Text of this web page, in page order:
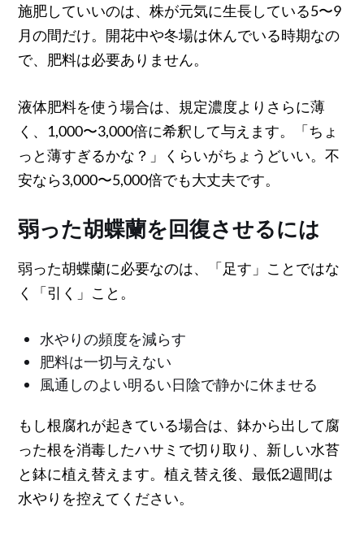
施肥していいのは、株が元気に生長している5〜9
月の間だけ。開花中や冬場は休んでいる時期なの
で、肥料は必要ありません。
液体肥料を使う場合は、規定濃度よりさらに薄
く、1,000〜3,000倍に希釈して与えます。「ちょ
っと薄すぎるかな？」くらいがちょうどいい。不
安なら3,000〜5,000倍でも大丈夫です。
弱った胡蝶蘭を回復させるには
弱った胡蝶蘭に必要なのは、「足す」ことではな
く「引く」こと。
水やりの頻度を減らす
肥料は一切与えない
風通しのよい明るい日陰で静かに休ませる
もし根腐れが起きている場合は、鉢から出して腐
った根を消毒したハサミで切り取り、新しい水苔
と鉢に植え替えます。植え替え後、最低2週間は
水やりを控えてください。